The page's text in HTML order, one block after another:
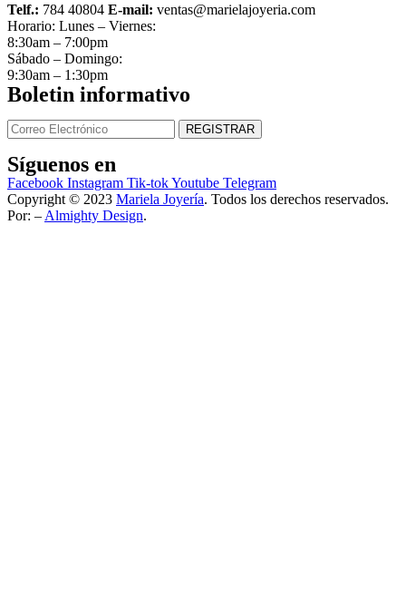
Telf.: 784 40804 E-mail: ventas@marielajoyeria.com
Horario: Lunes – Viernes:
8:30am – 7:00pm
Sábado – Domingo:
9:30am – 1:30pm
Boletin informativo
Síguenos en
Facebook Instagram Tik-tokYoutube Telegram
Copyright © 2023 Mariela Joyería. Todos los derechos reservados.
Por: – Almighty Design.